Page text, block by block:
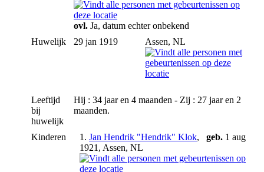
ovl. Ja, datum echter onbekend
Huwelijk
29 jan 1919 Assen, NL
Leeftijd
bij
huwelijk
Hij : 34 jaar en 4 maanden - Zij : 27 jaar en 2
maanden.
Kinderen 1. Jan Hendrik "Hendrik" Klok, geb. 1 aug
1921, Assen, NL